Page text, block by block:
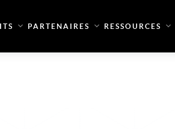
PARTENAIRES RESSOURCES